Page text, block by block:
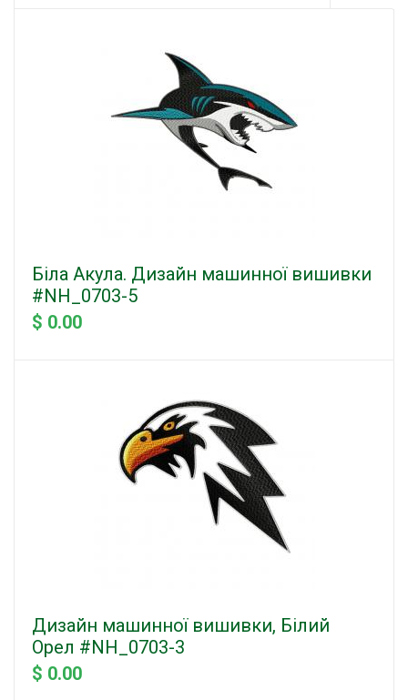
Біла Акула. Дизайн машинної вишивки
#NH_0703-5
$ 0.00
Дизайн машинної вишивки, Білий
Орел #NH_0703-3
$ 0.00